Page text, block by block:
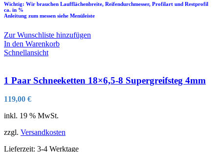
Wichtig: Wir brauchen Laufflächenbreite, Reifendurchmesser, Profilart und Restprofil
ca. in %
Anleitung zum messen siehe Menüleiste
Zur Wunschliste hinzufügen
In den Warenkorb
Schnellansicht
1 Paar Schneeketten 18×6,5-8 Supergreifsteg 4mm
119,00 €
inkl. 19 % MwSt.
zzgl. Versandkosten
Lieferzeit: 3-4 Werktage